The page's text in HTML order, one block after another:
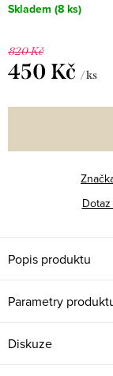
Skladem (8 ks)
820 Kč
450 Kč / ks
cena:
Popis produktu
Parametry
Diskuze